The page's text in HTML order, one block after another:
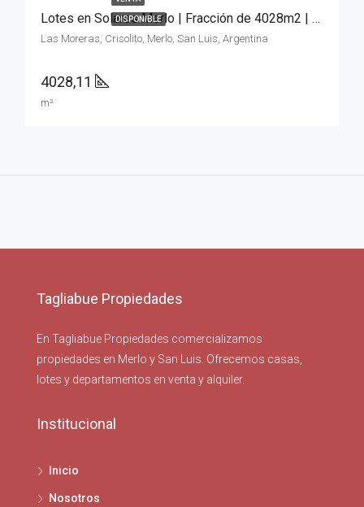
DISPONIBLE Lotes en Solares Merlo | Fracción de 4028m2 | Oportunidad
Las Moreras, Crisolito, Merlo, San Luis, Argentina
4028,11
m²
Tagliabue Propiedades
En Tagliabue Propiedades comercializamos
propiedades en Merlo y San Luis. Ofrecemos casas,
lotes y departamentos en venta y alquiler.
Institucional
Inicio
Nosotros